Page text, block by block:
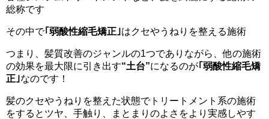
総称です
その中で｢弱酸性縮毛矯正｣はクセやうねりを整える施術
つまり、髪質改善のジャンルの1つでありながら、他の施術
の効果を最大限に引き出す“土台”になるのが｢弱酸性縮毛矯
正｣なのです！
髪のクセやうねりを整えた状態でトリートメント系の施術
をするとツヤ、手触り、まとまりのよさをより実感しやす